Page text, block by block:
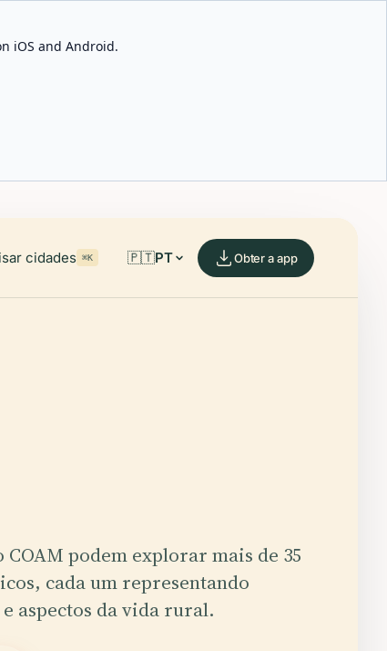
iOS and Android.
cidades ⌘K 🇵🇹PT Obter a app
COAM podem explorar mais de 35
cada um representando
aspectos da vida rural.